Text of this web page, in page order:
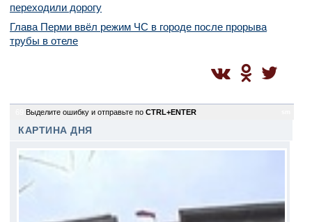
переходили дорогу
Глава Перми ввёл режим ЧС в городе после прорыва
трубы в отеле
Выделите ошибку и отправьте по CTRL+ENTER
КАРТИНА ДНЯ